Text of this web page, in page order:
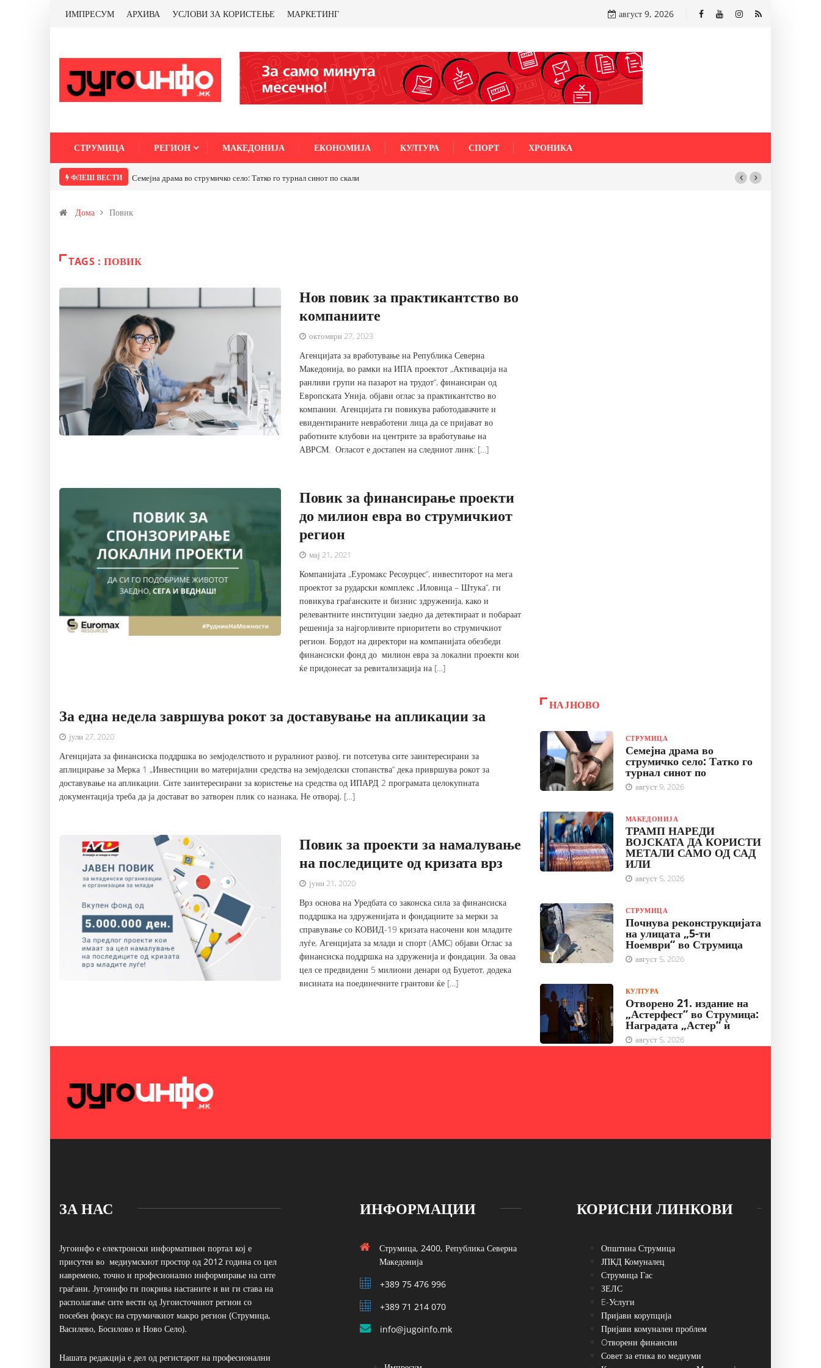
ИМПРЕСУМ АРХИВА УСЛОВИ ЗА КОРИСТЕЊЕ МАРКЕТИНГ август 9, 2026
СТРУМИЦА РЕГИОН МАКЕДОНИЈА ЕКОНОМИЈА КУЛТУРА СПОРТ ХРОНИКА
ФЛЕШ ВЕСТИ Семејна драма во струмичко село: Татко го турнал синот по скали
Дома Повик
TAGS : ПОВИК
Нов повик за практикантство во
компаниите
октомври 27, 2023
Агенцијата за вработување на Република Северна
Македонија, во рамки на ИПА проектот „Активација на
ранливи групи на пазарот на трудот“, финансиран од
Европската Унија, објави оглас за практикантство во
компании. Агенцијата ги повикува работодавачите и
евидентираните невработени лица да се пријават во
работните клубови на центрите за вработување на
АВРСМ. Огласот е достапен на следниот линк: […]
Повик за финансирање проекти
до милион евра во струмичкиот
регион
мај 21, 2021
Компанијата „Еуромакс Ресоурцес“, инвеститорот на мега
проектот за рударски комплекс „Иловица – Штука“, ги
повикува граѓанските и бизнис здруженија, како и
релевантните институции заедно да детектираат и побараат
решенија за најгорливите приоритети во струмичкиот
регион. Бордот на директори на компанијата обезбеди
финансиски фонд до милион евра за локални проекти кои
ќе придонесат за ревитализација на […]
За една недела завршува рокот за доставување на апликации за
јули 27, 2020
Агенцијата за финансиска поддршка во земјоделството и руралниот развој, ги потсетува сите заинтересирани за
аплицирање за Мерка 1 „Инвестиции во материјални средства на земјоделски стопанства“ дека привршува рокот за
доставување на апликации. Сите заинтересирани за користење на средства од ИПАРД 2 програмата целокупната
документација треба да ја достават во затворен плик со назнака, Не отворај, […]
Повик за проекти за намалување
на последиците од кризата врз
јуни 21, 2020
Врз основа на Уредбата со законска сила за финансиска
поддршка на здруженијата и фондациите за мерки за
справување со КОВИД-19 кризата насочени кон младите
луѓе, Агенцијата за млади и спорт (АМС) објави Оглас за
финансиска поддршка на здруженија и фондации. За оваа
цел се предвидени 5 милиони денари од Буџетот, додека
висината на поединечните грантови ќе […]
НАЈНОВО
СТРУМИЦА
Семејна драма во
струмичко село: Татко го
турнал синот по
август 9, 2026
МАКЕДОНИЈА
ТРАМП НАРЕДИ
ВОЈСКАТА ДА КОРИСТИ
МЕТАЛИ САМО ОД САД
ИЛИ
август 5, 2026
СТРУМИЦА
Почнува реконструкцијата
на улицата „5-ти
Ноември“ во Струмица
август 5, 2026
КУЛТУРА
Отворено 21. издание на
„Астерфест“ во Струмица:
Наградата „Астер“ ѝ
август 5, 2026
ЗА НАС
Југоинфо е електронски информативен портал кој е
присутен во медиумскиот простор од 2012 година со цел
навремено, точно и професионално информирање на сите
граѓани. Југоинфо ги покрива настаните и ви ги става на
располагање сите вести од Југоисточниот регион со
посебен фокус на струмичкиот макро регион (Струмица,
Василево, Босилово и Ново Село).
Нашата редакција е дел од регистарот на професионални
ИНФОРМАЦИИ
Струмица, 2400, Република Северна
Македонија
+389 75 476 996
+389 71 214 070
info@jugoinfo.mk
КОРИСНИ ЛИНКОВИ
Општина Струмица
ЈПКД Комуналец
Струмица Гас
ЗЕЛС
E-Услуги
Пријави корупција
Пријави комунален проблем
Oтворени финансии
Совет за етика во медиуми